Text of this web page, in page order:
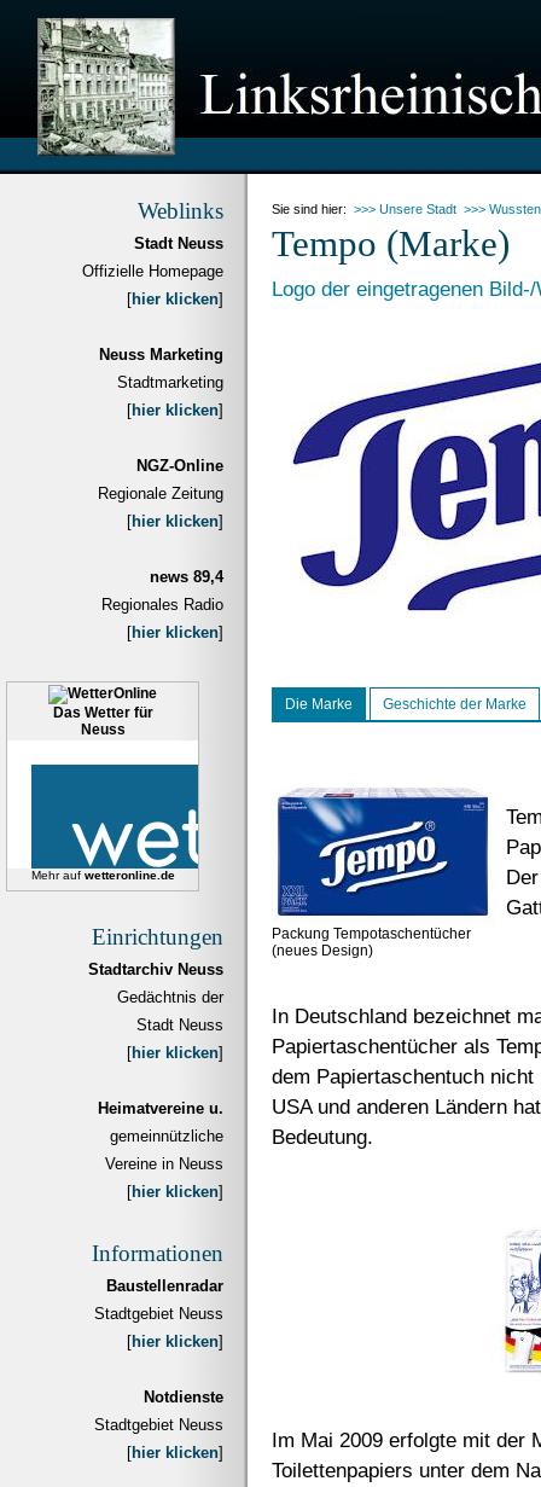
Weblinks
Stadt Neuss
Offizielle Homepage
[hier klicken]
Neuss Marketing
Stadtmarketing
[hier klicken]
NGZ-Online
Regionale Zeitung
[hier klicken]
news 89,4
Regionales Radio
[hier klicken]
Das Wetter für
Neuss
Mehr auf wetteronline.de
Einrichtungen
Stadtarchiv Neuss
Gedächtnis der
Stadt Neuss
[hier klicken]
Heimatvereine u.
gemeinnützliche
Vereine in Neuss
[hier klicken]
Informationen
Baustellenradar
Stadtgebiet Neuss
[hier klicken]
Notdienste
Stadtgebiet Neuss
[hier klicken]
Sie sind hier: >>> Unsere Stadt >>>
Tempo (Marke)
Logo der eingetragenen
Die Marke Geschichte der Marke
Packung Tempotaschentücher
(neues Design)
In Deutschland bezeichnet
Papiertaschentücher als
dem Papiertaschentuch
USA und anderen Ländern
Bedeutung.
Im Mai 2009 erfolgte mit der
Toilettenpapiers unter dem